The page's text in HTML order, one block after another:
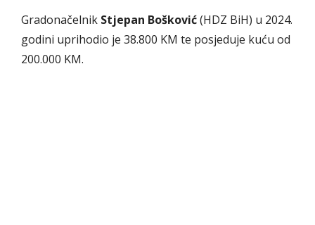
Gradonačelnik Stjepan Bošković(HDZ BiH) u 2024.
godini uprihodio je 38.800 KM te posjeduje kuću od
200.000 KM.